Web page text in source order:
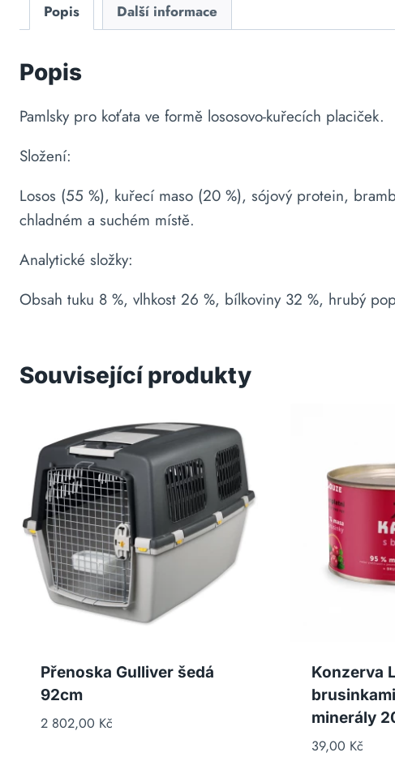
Popis Další informace
Popis
Pamlsky pro koťata ve formě lososovo-kuřecích placiček.
Složení:
Losos (55 %), kuřecí maso (20 %), sójový protein,
chladném a suchém místě.
Analytické složky:
Obsah tuku 8 %, vlhkost 26 %, bílkoviny 32 %, hrubý
Související produkty
Přenoska Gulliver šedá
92cm
2 802,00 Kč
Konzerva
minerály
39,00 Kč